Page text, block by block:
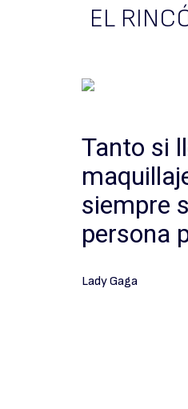
EL
Tanto si
siempre
persona
Lady Gaga